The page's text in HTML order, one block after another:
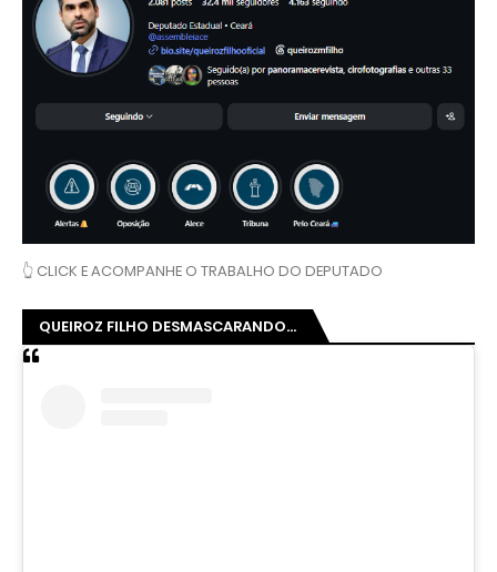
👆 CLICK E ACOMPANHE O TRABALHO DO DEPUTADO
QUEIROZ FILHO DESMASCARANDO...